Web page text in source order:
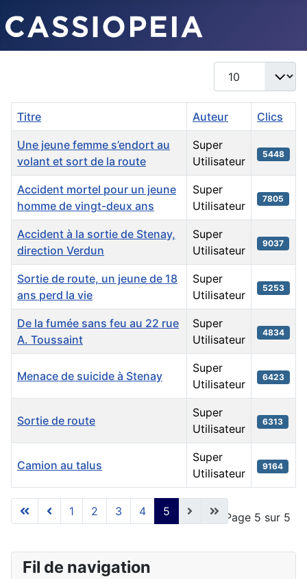
Fil de navigation
Afficher #
Articles
Titre Auteur Clics
Une jeune femme s’endort au
volant et sort de la route
Super
Utilisateur
5448
Accident mortel pour un jeune
homme de vingt-deux ans
Super
Utilisateur
7805
Accident à la sortie de Stenay,
direction Verdun
Super
Utilisateur
9037
Sortie de route, un jeune de 18
ans perd la vie
Super
Utilisateur
5253
De la fumée sans feu au 22 rue
A. Toussaint
Super
Utilisateur
4834
Menace de suicide à Stenay
Super
Utilisateur
6423
Sortie de route
Super
Utilisateur
6313
Camion au talus
Super
Utilisateur
9164
Page 5 sur 5
1 2 3 4 5